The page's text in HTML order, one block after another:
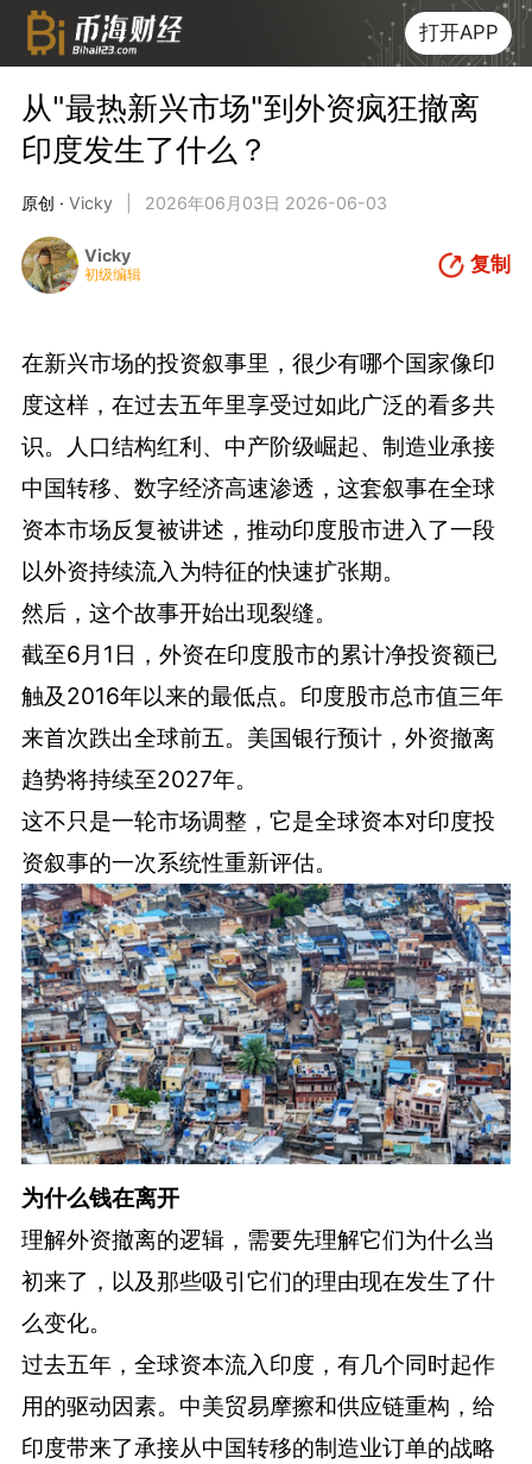
打开APP
从"最热新兴市场"到外资疯狂撤离
印度发生了什么？
原创 · Vicky 2026年06月03日 2026-06-03
Vicky
初级编辑 复制
在新兴市场的投资叙事里，很少有哪个国家像印
度这样，在过去五年里享受过如此广泛的看多共
识。人口结构红利、中产阶级崛起、制造业承接
中国转移、数字经济高速渗透，这套叙事在全球
资本市场反复被讲述，推动印度股市进入了一段
以外资持续流入为特征的快速扩张期。
然后，这个故事开始出现裂缝。
截至6月1日，外资在印度股市的累计净投资额已
触及2016年以来的最低点。印度股市总市值三年
来首次跌出全球前五。美国银行预计，外资撤离
趋势将持续至2027年。
这不只是一轮市场调整，它是全球资本对印度投
资叙事的一次系统性重新评估。
为什么钱在离开
理解外资撤离的逻辑，需要先理解它们为什么当
初来了，以及那些吸引它们的理由现在发生了什
么变化。
过去五年，全球资本流入印度，有几个同时起作
用的驱动因素。中美贸易摩擦和供应链重构，给
印度带来了承接从中国转移的制造业订单的战略